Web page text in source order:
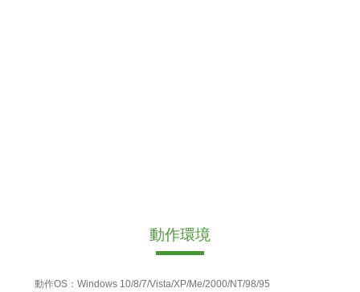
動作環境
動作OS：Windows 10/8/7/Vista/XP/Me/2000/NT/98/95